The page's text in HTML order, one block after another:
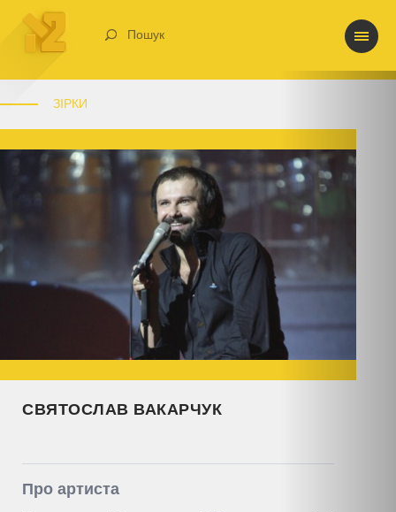
Пошук
ЗІРКИ
СВЯТОСЛАВ ВАКАРЧУК
Про артиста